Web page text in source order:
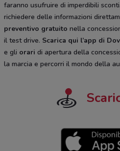
faranno usufruire di imperdibili
richiedere delle informazioni
preventivo gratuito nella
il test drive. Scarica qui l’app di
e gli orari di apertura della
la marcia e percorri il mondo della